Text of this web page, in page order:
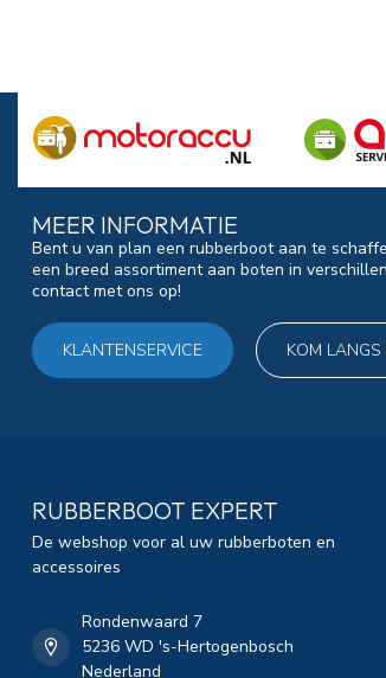
MEER INFORMATIE
Bent u van plan een rubberboot aan te
een breed assortiment aan boten in
contact met ons op!
KLANTENSERVICE KOM
RUBBERBOOT EXPERT
De webshop voor al uw rubberboten en
accessoires
Rondenwaard 7
5236 WD 's-Hertogenbosch
Nederland